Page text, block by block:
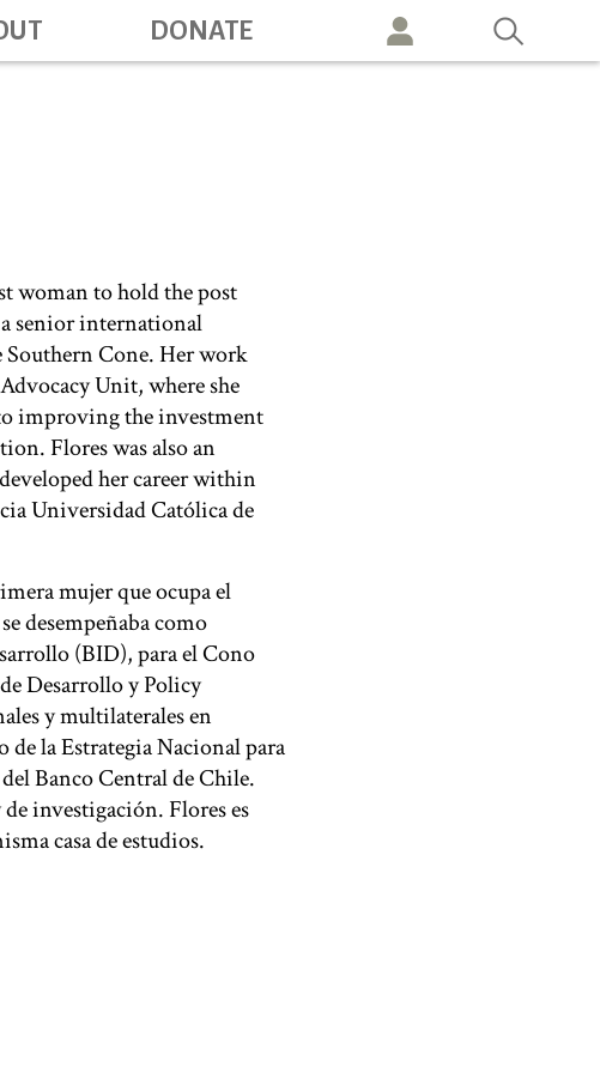
DONATE
woman to hold the post
senior international
Cone. Her work
Unit, where she
improving the investment
Flores was also an
her career within
Universidad Católica de
mujer que ocupa el
desempeñaba como
(BID), para el Cono
Desarrollo y Policy
y multilaterales en
la Estrategia Nacional para
Banco Central de Chile.
investigación. Flores es
casa de estudios.